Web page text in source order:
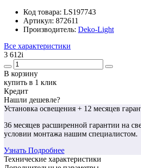
Код товара: LS197743
Артикул: 872611
Производитель: Deko-Light
Все характеристики
3 612i
В корзину
купить в 1 клик
Кредит
Нашли дешевле?
Установка освещения + 12 месяцев
36 месяцев расширенной гарантии на
условии монтажа нашим специалистом.
Узнать Подробнее
Технические характеристики